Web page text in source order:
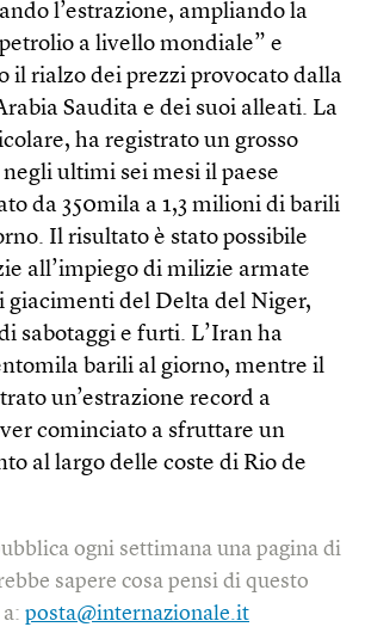
l’estrazione, ampliando la
a livello mondiale” e
il rialzo dei prezzi provocato dalla
Saudita e dei suoi alleati. La
ha registrato un grosso
ultimi sei mesi il paese
da 350mila a 1,3 milioni di barili
Il risultato è stato possibile
all’impiego di milizie armate
giacimenti del Delta del Niger,
sabotaggi e furti. L’Iran ha
barili al giorno, mentre il
un’estrazione record a
cominciato a sfruttare un
al largo delle coste di Rio de
ogni settimana una pagina di
sapere cosa pensi di questo
posta@internazionale.it